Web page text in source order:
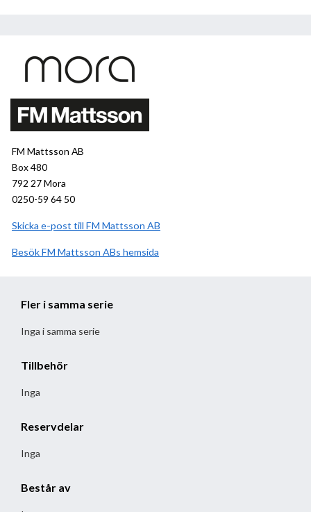
FM Mattsson AB
Box 480
792 27 Mora
0250-59 64 50
Skicka e-post till FM Mattsson AB
BesökFM Mattsson AB hemsida
Fler i samma serie
Inga i samma serie
Tillbehör
Inga
Reservdelar
Inga
Består av